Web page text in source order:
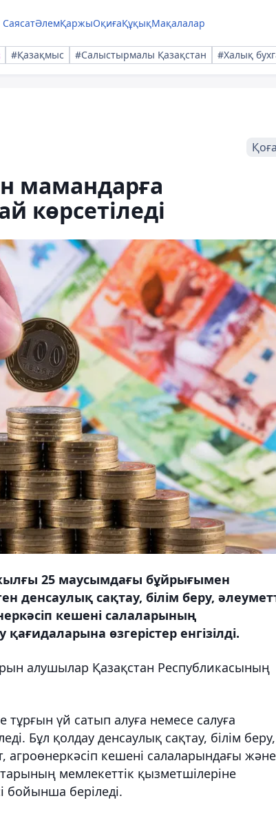
СаясатӘлемҚаржыОқиғаҚұқықМақалалар
#Қазақмыс #Салыстырмалы Қазақстан #Халық
мамандарға
көрсетіледі
25 маусымдағы бұйрығымен
денсаулық сақтау, білім беру,
кешені салаларының
өзгерістер енгізілді.
алушылар Қазақстан Республикасының
үй сатып алуға немесе салуға
Бұл қолдау денсаулық сақтау, білім беру,
агроөнеркәсіп кешені салаларындағы және
мемлекеттік қызметшілеріне
бойынша беріледі.